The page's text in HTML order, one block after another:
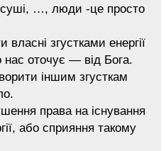
суші, …, люди -це просто
згустками енергії
нас оточує — від Бога.
іншим згусткам
права на існування
або сприяння такому